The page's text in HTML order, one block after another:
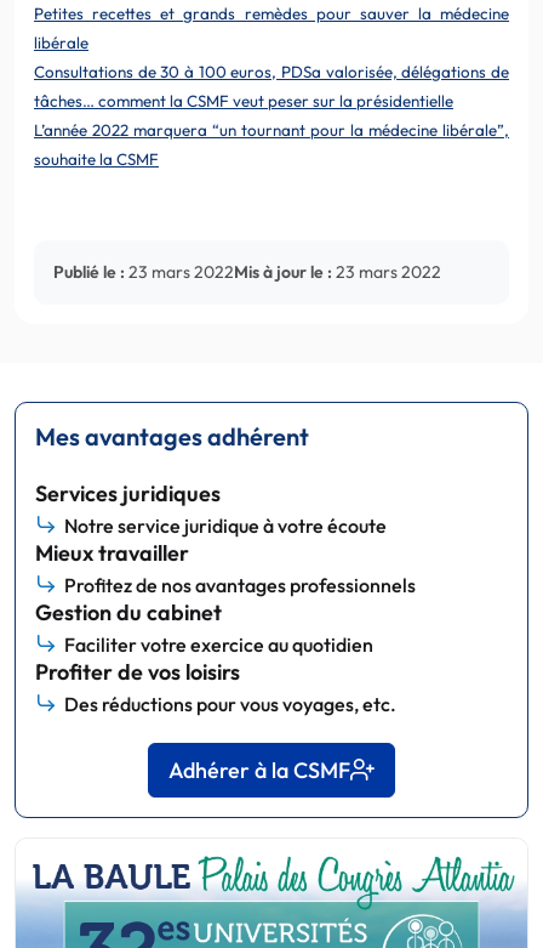
Petites recettes et grands remèdes pour sauver la médecine
libérale
Consultations de 30 à 100 euros, PDSa valorisée, délégations de
tâches… comment la CSMF veut peser sur la présidentielle
L’année 2022 marquera “un tournant pour la médecine libérale”,
souhaite la CSMF
Publié le : 23 mars 2022Mis à jour le : 23 mars 2022
Mes avantages adhérent
Services juridiques
Notre service juridique à votre écoute
Mieux travailler
Profitez de nos avantages professionnels
Gestion du cabinet
Faciliter votre exercice au quotidien
Profiter de vos loisirs
Des réductions pour vous voyages, etc.
Adhérer à la CSMF